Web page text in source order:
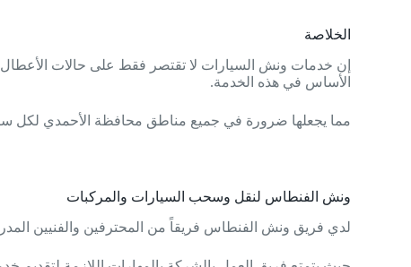
الخلاصة
إن خدمات ونش السيارات لا تقتصر فقط على حالات
الأساس في هذه الخدمة.
مما يجعلها ضرورة في جميع مناطق محافظة الأحمدي لكل
ونش الفنطاس لنقل وسحب السيارات والمركبات
لدي فريق ونش الفنطاس فريقاً من المحترفين والفنيين